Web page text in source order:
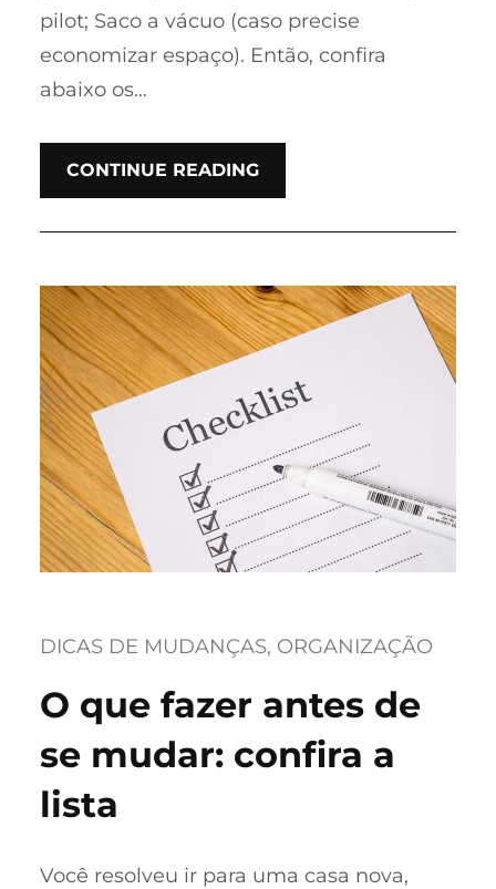
pilot; Saco a vácuo (caso precise
economizar espaço). Então, confira
abaixo os…
CONTINUE READING
DICAS DE MUDANÇAS, ORGANIZAÇÃO
O que fazer antes de
se mudar: confira a
lista
Você resolveu ir para uma casa nova,